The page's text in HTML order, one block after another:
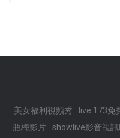
美女福利視頻秀 live 173免
瓶梅影片
showlive影音視訊